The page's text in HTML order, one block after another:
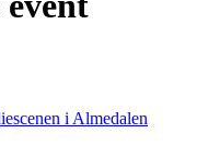
i Almedalen